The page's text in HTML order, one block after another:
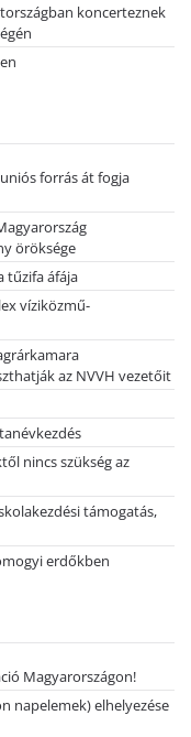
koncerteznek
forrás át fogja
öröksége
tűzifa áfája
víziközmű-
az NVVH vezetőit
nincs szükség az
támogatás,
erdőkben
Magyarországon!
napelemek) elhelyezése